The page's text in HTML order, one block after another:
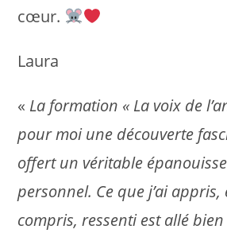
cœur.
Laura
« La formation « La voix de
pour moi une découverte
offert un véritable
personnel. Ce que j’ai
compris, ressenti est allé